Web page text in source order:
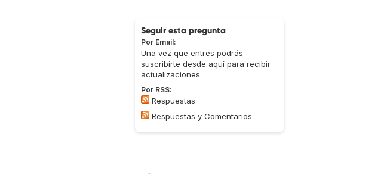
Seguir esta pregunta
Por Email:
Una vez que entres podrás
suscribirte desde aquí para recibir
actualizaciones
Por RSS:
Respuestas
Respuestas y Comentarios